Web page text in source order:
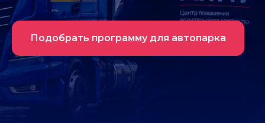
Подобрать программу для автопарка